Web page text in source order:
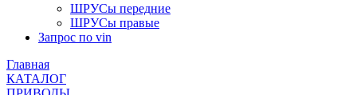
ШРУСы передние
ШРУСы правые
Запрос по vin
Главная
КАТАЛОГ